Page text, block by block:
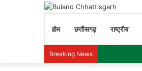
होम छत्तीसगढ़ राष्ट्रीय
Breaking News